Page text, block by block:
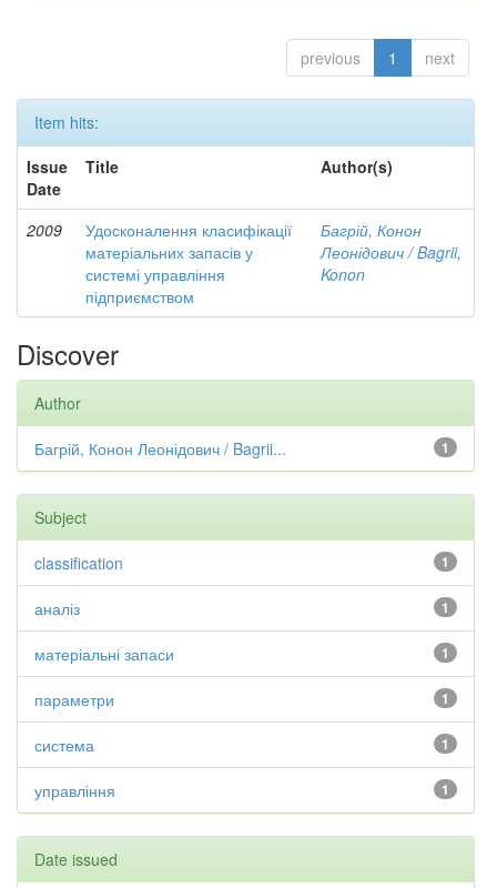
previous 1 next
Item hits:
Issue
Date
Title Author(s)
2009
Удосконалення класифікації
матеріальних запасів у
системі управління
підприємством
Багрій, Конон
Леонідович / Bagrii,
Konon
Discover
Author
1
Багрій, Конон Леонідович / Bagrii...
Subject
1
classification
1
аналіз
1
матеріальні запаси
1
параметри
1
система
1
управління
Date issued